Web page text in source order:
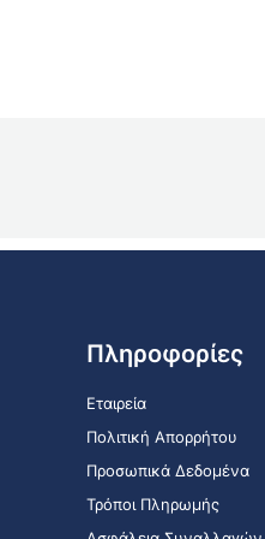
Πληροφορίες
Εταιρεία
Πολιτική Απορρήτου
Προσωπικά Δεδομένα
Τρόποι Πληρωμής